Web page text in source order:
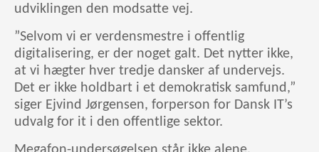
udviklingen den modsatte vej.
”Selvom vi er verdensmestre i offentlig
digitalisering, er der noget galt. Det nytter ikke,
at vi hægter hver tredje dansker af undervejs.
Det er ikke holdbart i et demokratisk samfund,”
siger Ejvind Jørgensen, forperson for Dansk IT’s
udvalg for it i den offentlige sektor.